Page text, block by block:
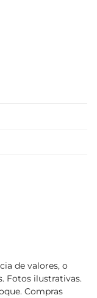
de valores, o
Fotos ilustrativas.
Compras